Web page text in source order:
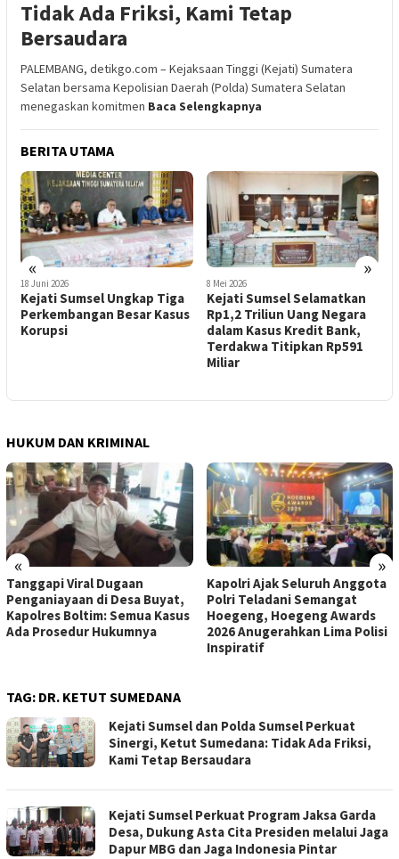
Tidak Ada Friksi, Kami Tetap
Bersaudara
PALEMBANG, detikgo.com – Kejaksaan Tinggi (Kejati) Sumatera
Selatan bersama Kepolisian Daerah (Polda) Sumatera Selatan
menegaskan komitmen Baca Selengkapnya
BERITA UTAMA
« »
18 Juni 2026
Kejati Sumsel Ungkap Tiga
Perkembangan Besar Kasus
Korupsi
8 Mei 2026
Kejati Sumsel Selamatkan
Rp1,2 Triliun Uang Negara
dalam Kasus Kredit Bank,
Terdakwa Titipkan Rp591
Miliar
HUKUM DAN KRIMINAL
« »
Tanggapi Viral Dugaan
Penganiayaan di Desa Buyat,
Kapolres Boltim: Semua Kasus
Ada Prosedur Hukumnya
Kapolri Ajak Seluruh Anggota
Polri Teladani Semangat
Hoegeng, Hoegeng Awards
2026 Anugerahkan Lima Polisi
Inspiratif
TAG: DR. KETUT SUMEDANA
Kejati Sumsel dan Polda Sumsel Perkuat
Sinergi, Ketut Sumedana: Tidak Ada Friksi,
Kami Tetap Bersaudara
Kejati Sumsel Perkuat Program Jaksa Garda
Desa, Dukung Asta Cita Presiden melalui Jaga
Dapur MBG dan Jaga Indonesia Pintar